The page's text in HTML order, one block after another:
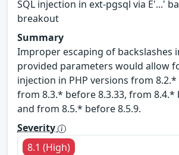
SQL injection in ext-pgsql via E'...'
breakout
Summary
Improper escaping of backslashes
provided parameters would allow
injection in PHP versions from 8.2.*
from 8.3.* before 8.3.33, from 8.4.*
and from 8.5.* before 8.5.9.
Severity
8.1 (High)